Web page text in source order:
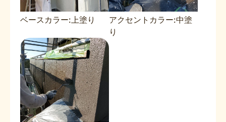
ベースカラー:上塗り
アクセントカラー:中塗
り